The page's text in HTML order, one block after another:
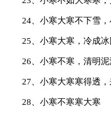
24、小寒大寒不下雪
25、小寒大寒，冷成冰
26、小寒不寒，清明
27、小寒大寒寒得透
28、小寒不寒寒大寒